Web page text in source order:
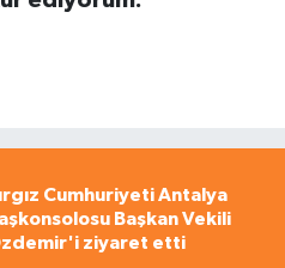
Cumhuriyeti Antalya
Başkan Vekili
ziyaret etti